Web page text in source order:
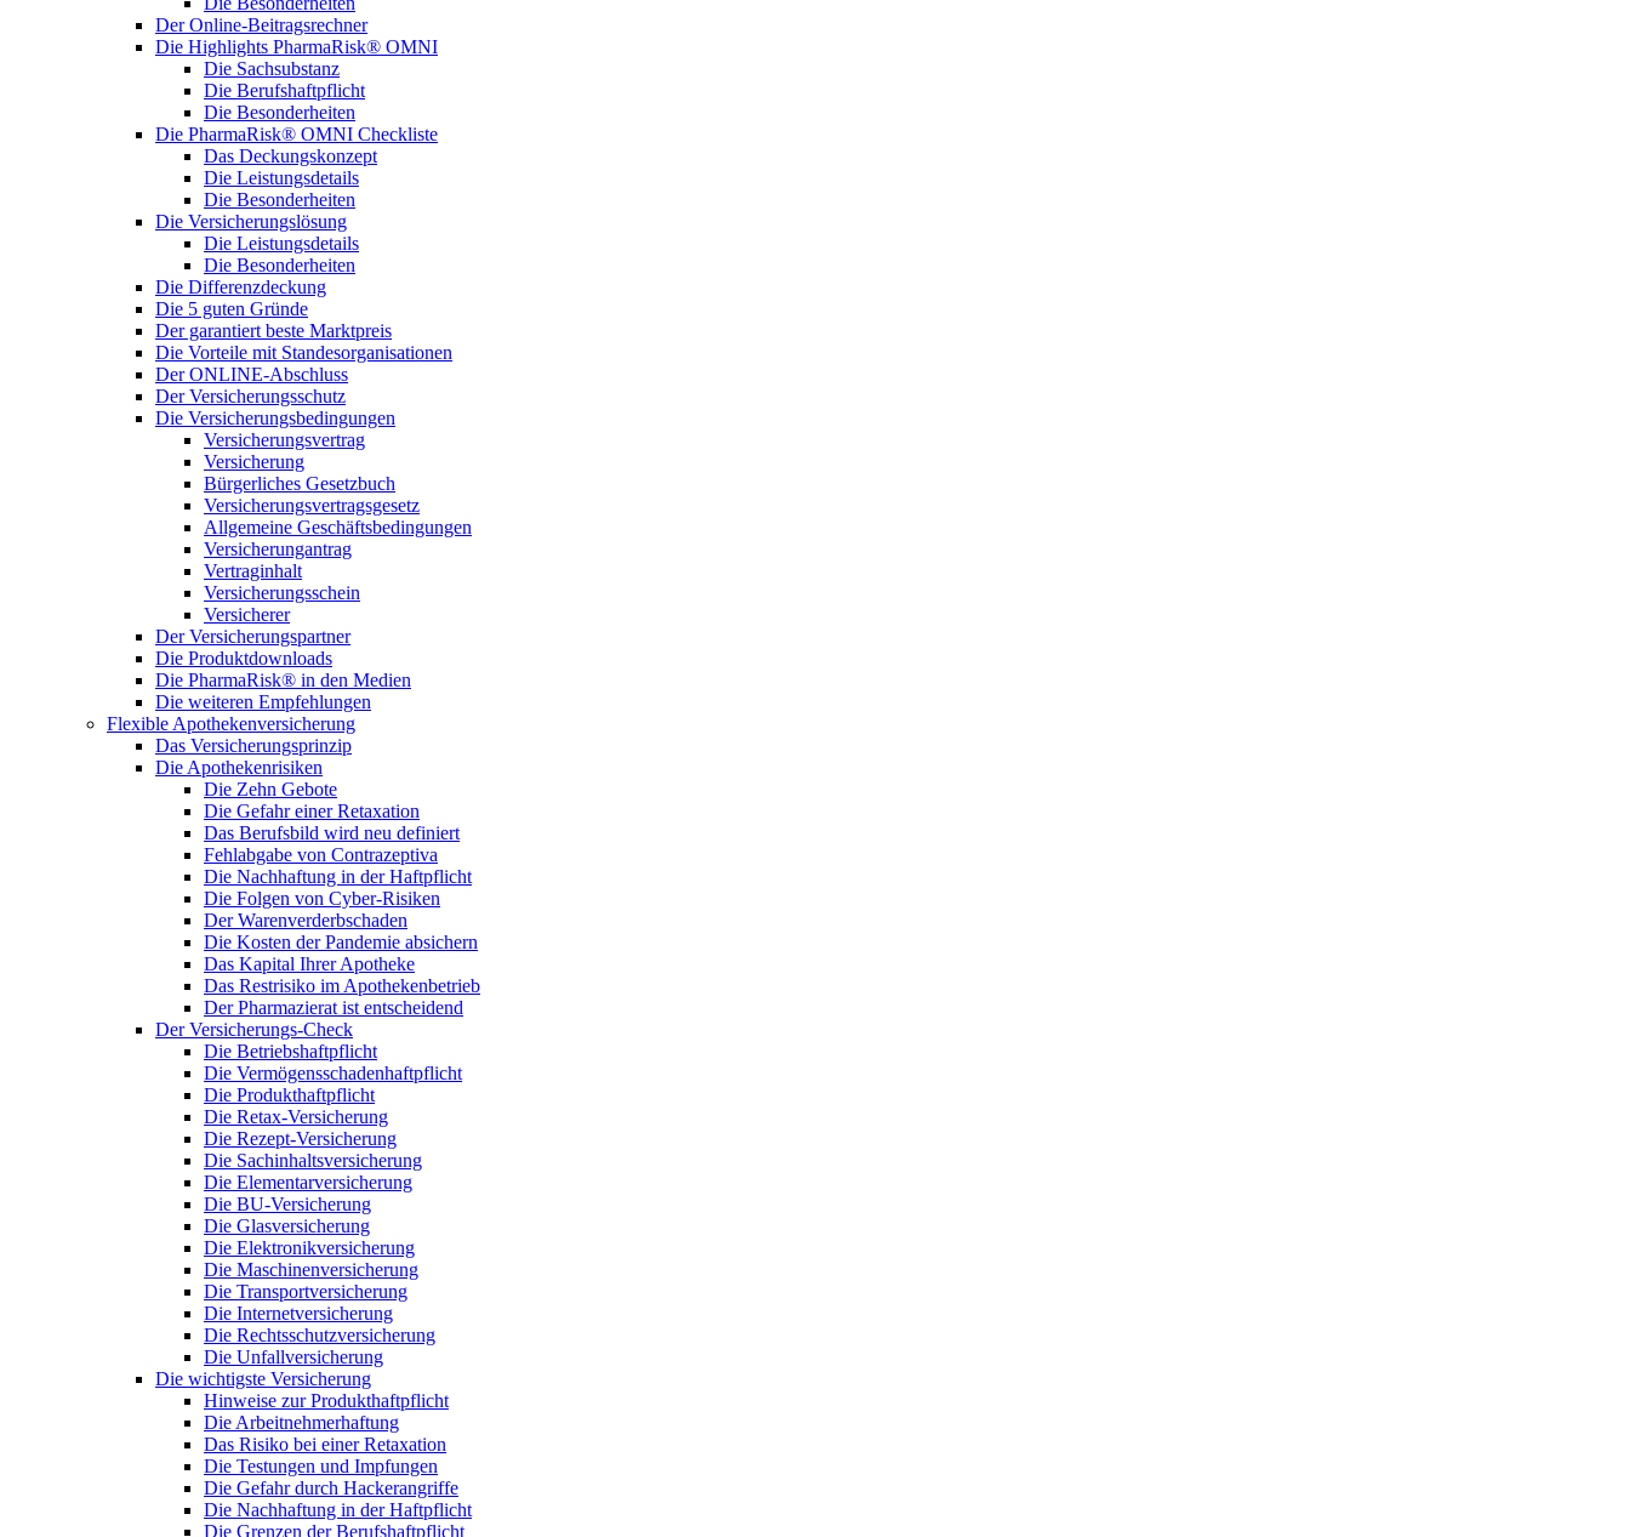
Der Online-Beitragsrechner
Die Highlights PharmaRisk® OMNI
Die Sachsubstanz
Die Berufshaftpflicht
Die Besonderheiten
Die PharmaRisk® OMNI Checkliste
Das Deckungskonzept
Die Leistungsdetails
Die Besonderheiten
Die Versicherungslösung
Die Leistungsdetails
Die Besonderheiten
Die Differenzdeckung
Die 5 guten Gründe
Der garantiert beste Marktpreis
Die Vorteile mit Standesorganisationen
Der ONLINE-Abschluss
Der Versicherungsschutz
Die Versicherungsbedingungen
Versicherungsvertrag
Versicherung
Bürgerliches Gesetzbuch
Versicherungsvertragsgesetz
Allgemeine Geschäftsbedingungen
Versicherungantrag
Vertraginhalt
Versicherungsschein
Versicherer
Der Versicherungspartner
Die Produktdownloads
Die PharmaRisk® in den Medien
Die weiteren Empfehlungen
Flexible Apothekenversicherung
Das Versicherungsprinzip
Die Apothekenrisiken
Die Zehn Gebote
Die Gefahr einer Retaxation
Das Berufsbild wird neu definiert
Fehlabgabe von Contrazeptiva
Die Nachhaftung in der Haftpflicht
Die Folgen von Cyber-Risiken
Der Warenverderbschaden
Die Kosten der Pandemie absichern
Das Kapital Ihrer Apotheke
Das Restrisiko im Apothekenbetrieb
Der Pharmazierat ist entscheidend
Der Versicherungs-Check
Die Betriebshaftpflicht
Die Vermögensschadenhaftpflicht
Die Produkthaftpflicht
Die Retax-Versicherung
Die Rezept-Versicherung
Die Sachinhaltsversicherung
Die Elementarversicherung
Die BU-Versicherung
Die Glasversicherung
Die Elektronikversicherung
Die Maschinenversicherung
Die Transportversicherung
Die Internetversicherung
Die Rechtsschutzversicherung
Die Unfallversicherung
Die wichtigste Versicherung
Hinweise zur Produkthaftpflicht
Die Arbeitnehmerhaftung
Das Risiko bei einer Retaxation
Die Testungen und Impfungen
Die Gefahr durch Hackerangriffe
Die Nachhaftung in der Haftpflicht
Die Grenzen der Berufshaftpflicht